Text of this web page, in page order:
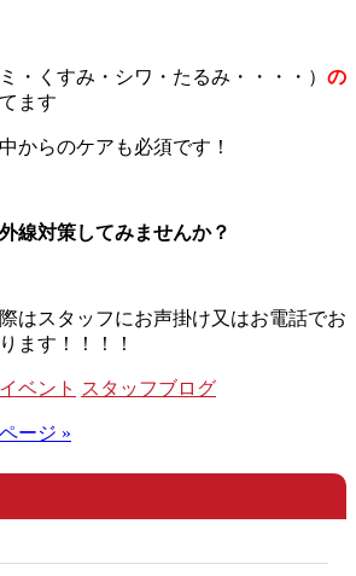
・くすみ・シワ・たるみ・・・・） の
ます
からのケアも必須です！
線対策してみませんか？
はスタッフにお声掛け又はお電話でお
ます！！！！
ベント スタッフブログ
ージ »